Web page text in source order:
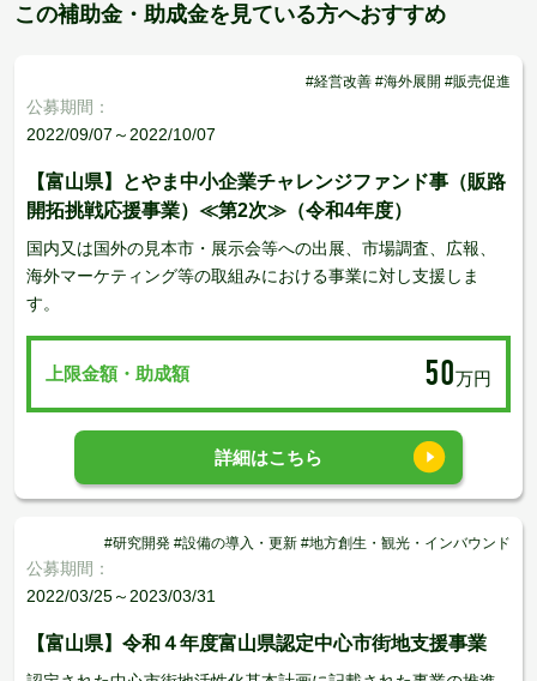
この補助金・助成金を見ている方へおすすめ
#経営改善 #海外展開 #販売促進
公募期間：
2022/09/07～2022/10/07
【富山県】とやま中小企業チャレンジファンド事（販路
開拓挑戦応援事業）≪第2次≫（令和4年度）
国内又は国外の見本市・展示会等への出展、市場調査、広報、
海外マーケティング等の取組みにおける事業に対し支援しま
す。
上限金額・助成額 50万円
詳細はこちら
#研究開発 #設備の導入・更新 #地方創生・観光・インバウンド
公募期間：
2022/03/25～2023/03/31
【富山県】令和４年度富山県認定中心市街地支援事業